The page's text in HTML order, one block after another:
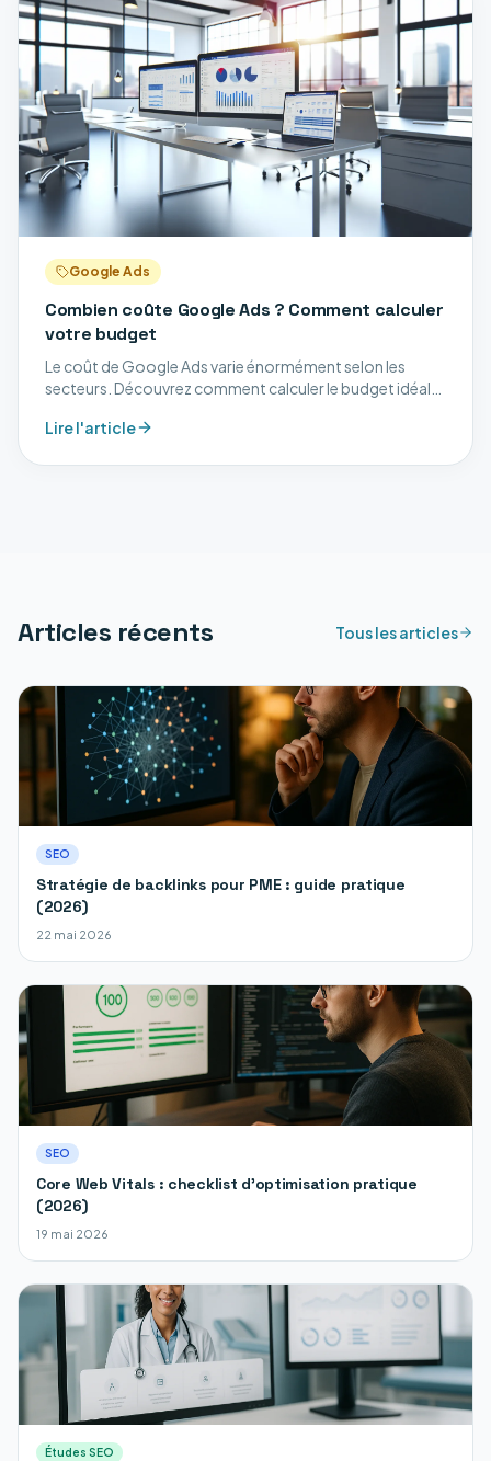
Google Ads
Combien coûte Google Ads ? Comment calculer
votre budget
Le coût de Google Ads varie énormément selon les
secteurs. Découvrez comment calculer le budget idéal
investissement.
Lire l'article
Articles récents Tous les articles
SEO
Stratégie de backlinks pour PME : guide pratique
(2026)
22 mai 2026
SEO
Core Web Vitals : checklist d'optimisation pratique
(2026)
19 mai 2026
Études SEO